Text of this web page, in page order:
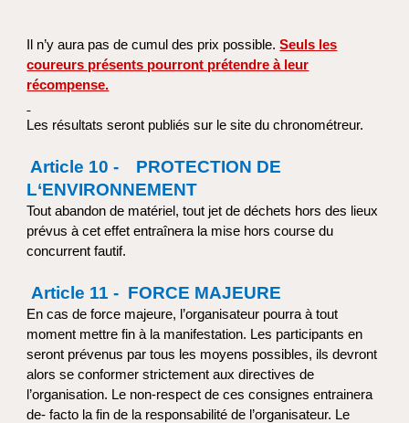
Il n’y aura pas de cumul des prix possible.Seuls les
coureurs présents pourront prétendre à leur
récompense.
Les résultats seront publiés sur le site du chronométreur.
Article 10 -
PROTECTION DE
L‘ENVIRONNEMENT
Tout abandon de matériel, tout jet de déchets hors des lieux
prévus à cet effet entraînera la mise hors course du
concurrent fautif.
Article 11 - FORCE MAJEURE
En cas de force majeure, l’organisateur pourra à tout
moment mettre fin à la manifestation. Les participants en
seront prévenus par tous les moyens possibles, ils devront
alors se conformer strictement aux directives de
l’organisation. Le non-respect de ces consignes entrainera
de- facto la fin de la responsabilité de l’organisateur. Le